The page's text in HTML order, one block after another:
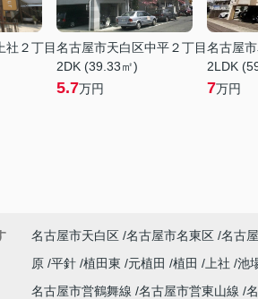
社２丁目名古屋市天白区中平２丁目
2DK (39.33㎡)
5.7万円
名古屋
2LDK
7万円
名古屋市天白区 名古屋市名東区 名古
原 平針 植田東 元植田 植田 上社 池
名古屋市営鶴舞線 名古屋市営東山線